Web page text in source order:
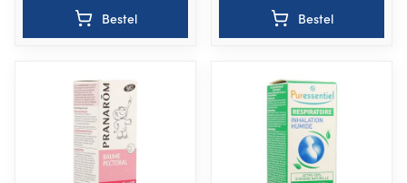
Bestel Bestel